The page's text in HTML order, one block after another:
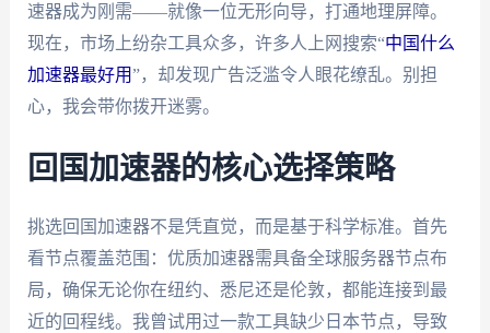
速器成为刚需——就像一位无形向导，打通地理屏障。
现在，市场上纷杂工具众多，许多人上网搜索“中国什么
加速器最好用”，却发现广告泛滥令人眼花缭乱。别担
心，我会带你拨开迷雾。
回国加速器的核心选择策略
挑选回国加速器不是凭直觉，而是基于科学标准。首先
看节点覆盖范围：优质加速器需具备全球服务器节点布
局，确保无论你在纽约、悉尼还是伦敦，都能连接到最
近的回程线。我曾试用过一款工具缺少日本节点，导致